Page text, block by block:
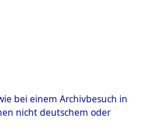
bei einem Archivbesuch in
nicht deutschem oder